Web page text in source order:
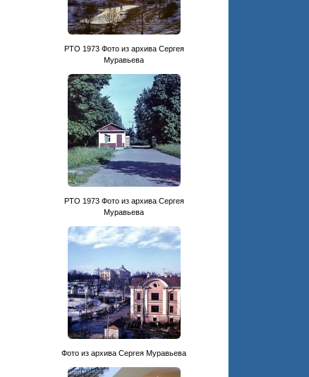
PTO 1973 Фото из архива Сергея
Муравьева
PTO 1973 Фото из архива Сергея
Муравьева
Фото из архива Сергея Муравьева